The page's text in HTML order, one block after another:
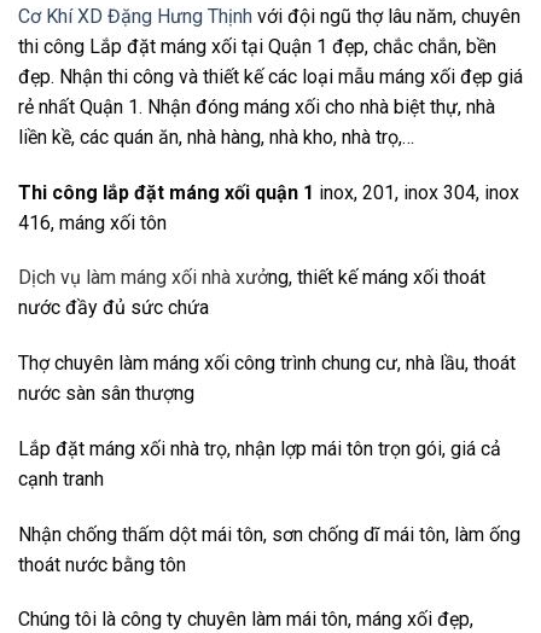
Cơ Khí XD Đặng Hưng Thịnh với đội ngũ thợ lâu năm, chuyên
thi công Lắp đặt máng xối tại Quận 1 đẹp, chắc chắn, bền
đẹp. Nhận thi công và thiết kế các loại mẫu máng xối đẹp giá
rẻ nhất Quận 1. Nhận đóng máng xối cho nhà biệt thự, nhà
liền kề, các quán ăn, nhà hàng, nhà kho, nhà trọ,…
Thi công lắp đặt máng xối quận 1 inox, 201, inox 304, inox
416, máng xối tôn
Dịch vụ làm máng xối nhà xưởng, thiết kế máng xối thoát
nước đầy đủ sức chứa
Thợ chuyên làm máng xối công trình chung cư, nhà lầu, thoát
nước sàn sân thượng
Lắp đặt máng xối nhà trọ, nhận lợp mái tôn trọn gói, giá cả
cạnh tranh
Nhận chống thấm dột mái tôn, sơn chống dĩ mái tôn, làm ống
thoát nước bằng tôn
Chúng tôi là công ty chuyên làm mái tôn, máng xối đẹp,